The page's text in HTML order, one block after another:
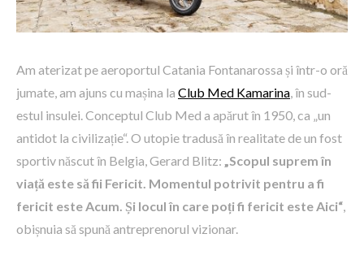
Am aterizat pe aeroportul Catania Fontanarossa și într-o oră
jumate, am ajuns cu mașina la Club Med Kamarina, în sud-
estul insulei. Conceptul Club Med a apărut în 1950, ca „un
antidot la civilizație“. O utopie tradusă în realitate de un fost
sportiv născut în Belgia, Gerard Blitz: „Scopul suprem în
viață este să fii Fericit. Momentul potrivit pentru a fi
fericit este Acum. Și locul în care poți fi fericit este Aici“,
obișnuia să spună antreprenorul vizionar.